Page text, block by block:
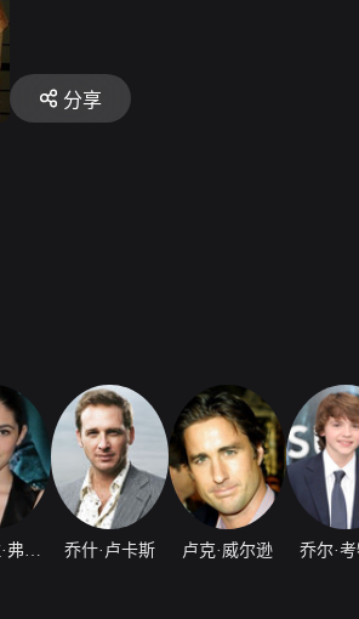
分享
乔什·卢卡斯 卢克·威尔逊 乔尔·